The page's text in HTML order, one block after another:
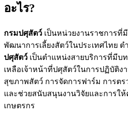
อะไร?
กรมปศุสัตว์ เป็นหน่วยงานราชการที่
พัฒนาการเลี้ยงสัตว์ในประเทศไทย ต
ปศุสัตว์ เป็นตำแหน่งสายบริการที่มีบ
เหลือเจ้าหน้าที่ปศุสัตว์ในการปฏิบัติง
สุขภาพสัตว์ การจัดการฟาร์ม การต
และช่วยสนับสนุนงานวิจัยและการใ
เกษตรกร